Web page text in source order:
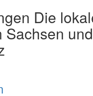
Die
Sachsen